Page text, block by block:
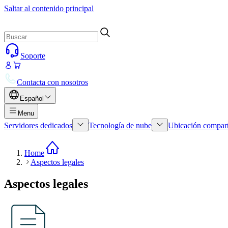
Saltar al contenido principal
Soporte
Contacta con nosotros
Español
Menu
Servidores dedicados Tecnología de nube Ubicación
Home
Aspectos legales
Aspectos legales